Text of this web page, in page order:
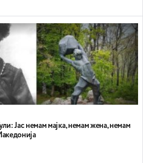
Јас немам мајка, немам жена, немам